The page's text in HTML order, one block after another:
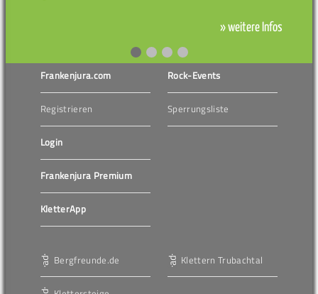
» weitere Infos
Frankenjura.com
Registrieren
Login
Frankenjura Premium
KletterApp
Rock-Events
Sperrungsliste
Bergfreunde.de Klettern Trubachtal